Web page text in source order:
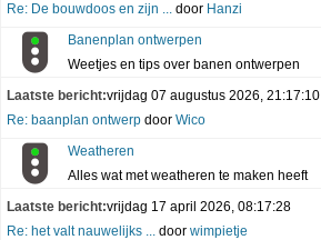
Re: De bouwdoos en zijn ... door Hanzi
Banenplan ontwerpen
Weetjes en tips over banen ontwerpen
Laatste bericht:vrijdag 07 augustus 2026, 21:17:10
Re: baanplan ontwerp door Wico
Weatheren
Alles wat met weatheren te maken heeft
Laatste bericht:vrijdag 17 april 2026, 08:17:28
Re: het valt nauwelijks ... door wimpietje